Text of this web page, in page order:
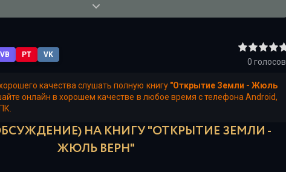
VB PT VK
0 голосов
качества слушать полную книгу "Открытие Земли - Жюль
онлайн в хорошем качестве в любое время с телефона Android,
НА КНИГУ "ОТКРЫТИЕ ЗЕМЛИ -
ЖЮЛЬ ВЕРН"